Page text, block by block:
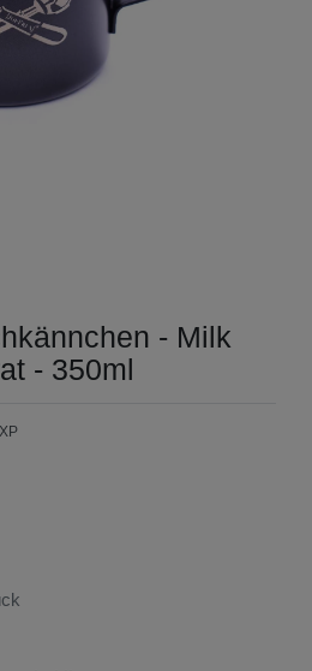
- Milk
- 350ml